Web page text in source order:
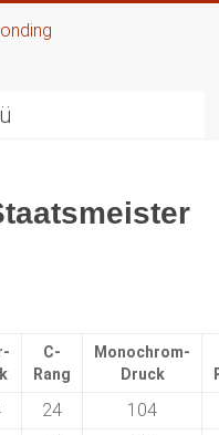
C-
Rang
Monochrom-
Druck
24
104